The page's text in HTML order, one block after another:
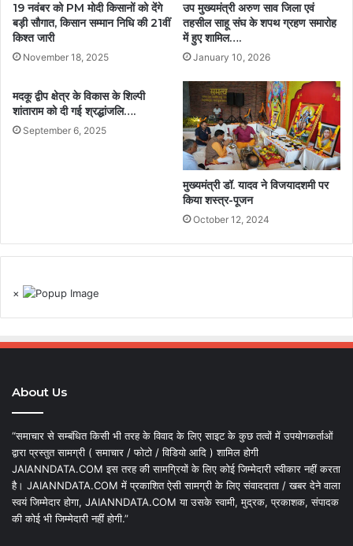
19 नवंबर को PM मोदी किसानों को देंगे
बड़ी सौगात, किसान सम्मान निधि की 21वीं
किश्त जारी
November 18, 2025
उप मुख्यमंत्री अरुण साव जिला एवं
तहसील साहू संघ के शपथ ग्रहण समारोह
में हुए शामिल….
January 10, 2026
मदकू द्वीप क्षेत्र के विकास के शिल्पी
शांताराम को दी गई श्रद्धांजलि….
September 6, 2025
मुख्यमंत्री डॉ. यादव ने विजयादशमी पर
किया शस्त्र-पूजन
October 12, 2024
×
About Us
“समाचार से सम्बंधित किसी भी तरह के विवाद के लिए साइट के कुछ तत्वों में उपयोगकर्ताओं
द्वारा प्रस्तुत सामग्री ( समाचार / फोटो / विडियो आदि ) शामिल होगी
JAIANNDATA.COM इस तरह की सामग्रियों के लिए कोई जिम्मेदारी स्वीकार नहीं करता
है। JAIANNDATA.COM में प्रकाशित ऐसी सामग्री के लिए संवाददाता / खबर देने वाला
स्वयं जिम्मेदार होगा, JAIANNDATA.COM या उसके स्वामी, मुद्रक, प्रकाशक, संपादक
की कोई भी जिम्मेदारी नहीं होगी.”